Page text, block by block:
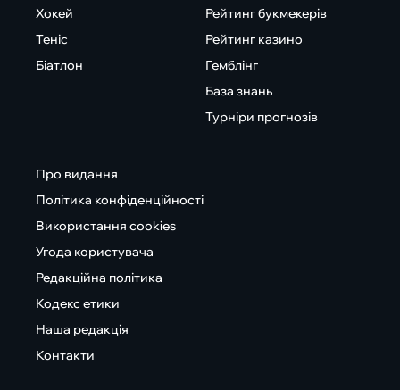
Хокей
Теніс
Біатлон
Рейтинг букмекерів
Рейтинг казино
Гемблінг
База знань
Турніри прогнозів
Про видання
Політика конфіденційності
Використання cookies
Угода користувача
Редакційна політика
Кодекс етики
Наша редакція
Контакти